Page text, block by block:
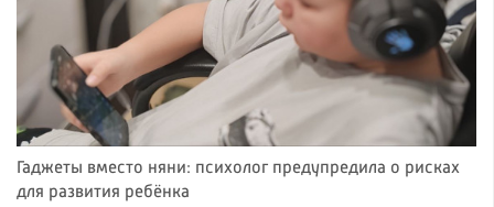
Гаджеты вместо няни: психолог предупредила о рисках
для развития ребёнка